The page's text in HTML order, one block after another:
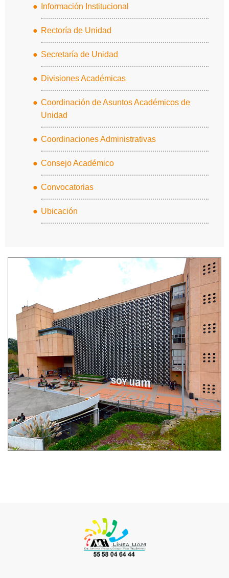
Información Institucional
Rectoría de Unidad
Secretaría de Unidad
Divisiones Académicas
Coordinación de Asuntos Académicos de
Unidad
Coordinaciones Administrativas
Consejo Académico
Convocatorias
Ubicación